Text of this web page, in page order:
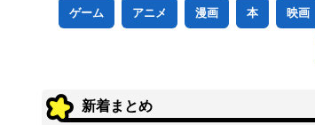
ゲーム アニメ 漫画 本 映画
新着まとめ